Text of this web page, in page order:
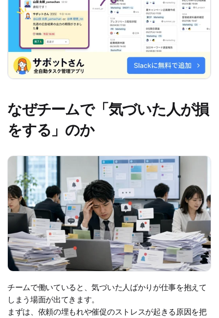
なぜチームで「気づいた人が損
をする」のか
チームで働いていると、気づいた人ばかりが仕事を抱えて
しまう場面が出てきます。
まずは、依頼の埋もれや催促のストレスが起きる原因を把